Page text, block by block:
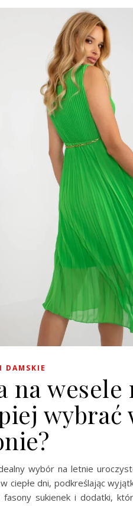
DAMSKIE
na wesele
wybrać
wybór na letnie
ciepłe dni, podkreślając
sukienek i dodatki,